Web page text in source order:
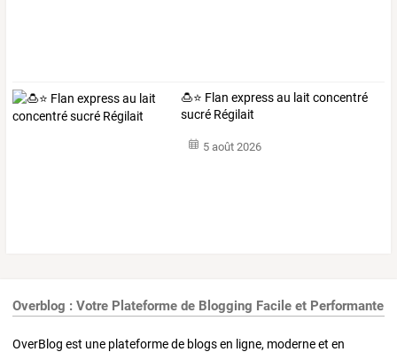
🍮⭐ Flan express au lait concentré
sucré Régilait
5 août 2026
Overblog : Votre Plateforme de Blogging Facile et Performante
OverBlog est une plateforme de blogs en ligne, moderne et en